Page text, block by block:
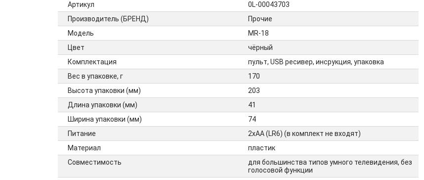
Артикул
0L-00043703
Производитель (БРЕНД)
Прочие
Модель
MR-18
Цвет
чёрный
Комплектация
пульт, USB ресивер, инсрукция, упаковка
Вес в упаковке, г
170
Высота упаковки (мм)
203
Длина упаковки (мм)
41
Ширина упаковки (мм)
74
Питание
2хАA (LR6) (в комплект не входят)
Материал
пластик
Совместимость
для большинства типов умного телевидения, без
голосовой функции